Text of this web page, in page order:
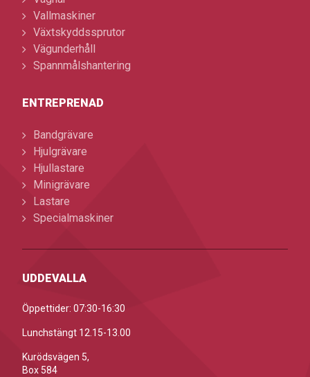
Vallmaskiner
Växtskyddssprutor
Vägunderhåll
Spannmålshantering
ENTREPRENAD
Bandgrävare
Hjulgrävare
Hjullastare
Minigrävare
Lastare
Specialmaskiner
UDDEVALLA
Öppettider: 07:30-16:30
Lunchstängt 12.15-13.00
Kurödsvägen 5,
Box 584